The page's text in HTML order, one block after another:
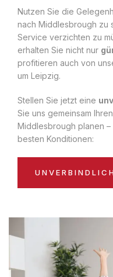
Nutzen Sie die
nach Middlesbrough zu
Service verzichten zu
erhalten Sie nicht nur
profitieren auch von
um Leipzig.
Stellen Sie jetzt eine
Sie uns gemeinsam
Middlesbrough planen
besten Konditionen: